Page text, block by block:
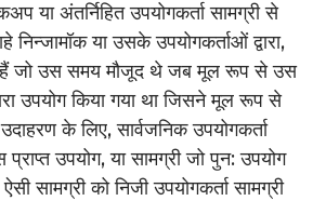
या अंतर्निहित उपयोगकर्ता सामग्री से
निन्जामॉक या उसके उपयोगकर्ताओं द्वारा,
जो उस समय मौजूद थे जब मूल रूप से उस
उपयोग किया गया था जिसने मूल रूप से
के लिए, सार्वजनिक उपयोगकर्ता
उपयोग, या सामग्री जो पुन: उपयोग
सामग्री को निजी उपयोगकर्ता सामग्री